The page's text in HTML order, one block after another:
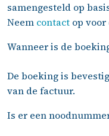
samengesteld op
Neem contact op
Wanneer is de
De boeking is
van de factuur.
Is er een